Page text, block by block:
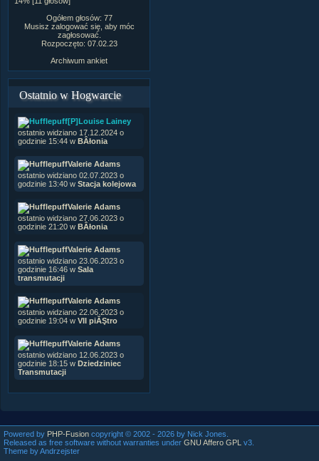
Ogółem głosów: 77
Musisz zalogować się, aby móc
zagłosować.
Rozpoczęto: 07.02.23
Archiwum ankiet
Ostatnio w Hogwarcie
[P]Louise Lainey
ostatnio widziano 17.12.2024 o
godzinie 15:44 w BÂłonia
Valerie Adams
ostatnio widziano 02.07.2023 o
godzinie 13:40 w Stacja kolejowa
Valerie Adams
ostatnio widziano 27.06.2023 o
godzinie 21:20 w BÂłonia
Valerie Adams
ostatnio widziano 23.06.2023 o
godzinie 16:46 w Sala
transmutacji
Valerie Adams
ostatnio widziano 22.06.2023 o
godzinie 19:04 w VII piĂŞtro
Valerie Adams
ostatnio widziano 12.06.2023 o
godzinie 18:15 w Dziedziniec
Transmutacji
Powered by PHP-Fusion copyright © 2002 - 2026 by Nick Jones.
Released as free software without warranties under GNU Affero GPL
v3.
Theme by Andrzejster